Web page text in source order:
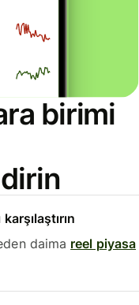
birimi
daima reel piyasa